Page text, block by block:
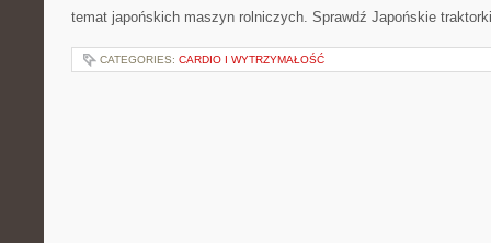
temat japońskich maszyn rolniczych. Sprawdź Japońskie
CATEGORIES: CARDIO I WYTRZYMAŁOŚĆ